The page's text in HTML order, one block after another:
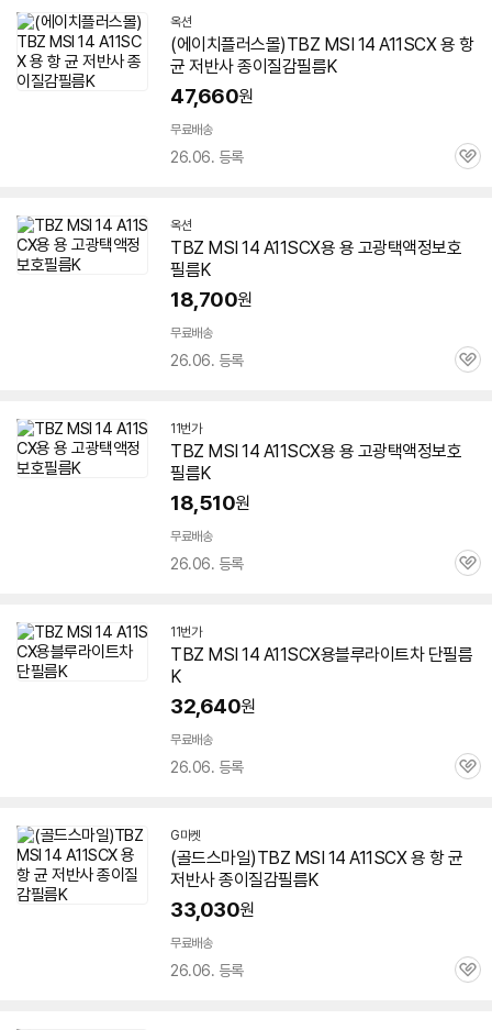
옥션
(에이치플러스몰)TBZ MSI 14 A11SCX 용 항
균 저반사 종이질감필름K
47,660원
무료배송
26.06. 등록
관
옥션
TBZ MSI 14 A11SCX용 용 고광택액정보호
필름K
18,700원
무료배송
26.06. 등록
관
11번가
TBZ MSI 14 A11SCX용 용 고광택액정보호
필름K
18,510원
무료배송
26.06. 등록
관
11번가
TBZ MSI 14 A11SCX용블루라이트차 단필름
K
32,640원
무료배송
26.06. 등록
관
G마켓
(골드스마일)TBZ MSI 14 A11SCX 용 항 균
저반사 종이질감필름K
33,030원
무료배송
26.06. 등록
관